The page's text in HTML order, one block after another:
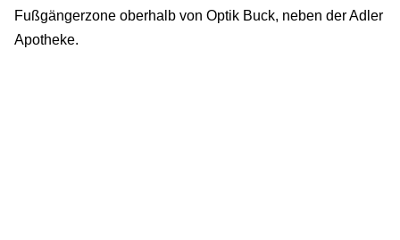
Fußgängerzone oberhalb von Optik Buck, neben der Adler
Apotheke.